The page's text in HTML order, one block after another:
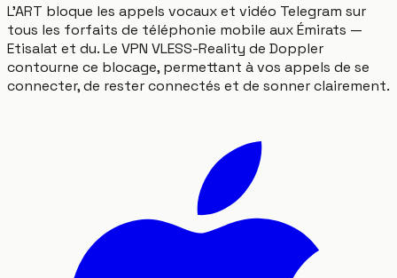
L'ART bloque les appels vocaux et vidéo Telegram sur
tous les forfaits de téléphonie mobile aux Émirats —
Etisalat et du. Le VPN VLESS-Reality de Doppler
contourne ce blocage, permettant à vos appels de se
connecter, de rester connectés et de sonner clairement.